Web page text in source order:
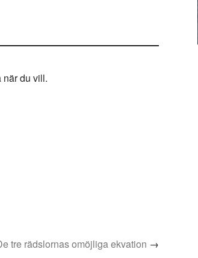
när du vill.
tre rädslornas omöjliga ekvation →